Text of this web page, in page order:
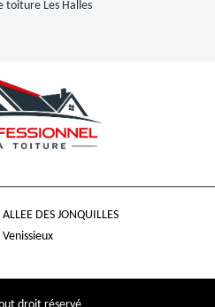
toiture Les Halles
DES JONQUILLES